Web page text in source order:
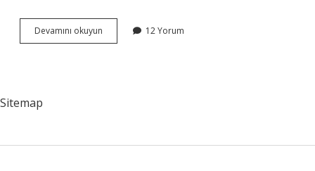
Devamını okuyun
Pompası
12 Yorum
Sitemap